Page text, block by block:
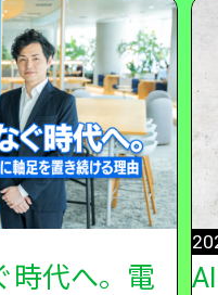
時代へ。電